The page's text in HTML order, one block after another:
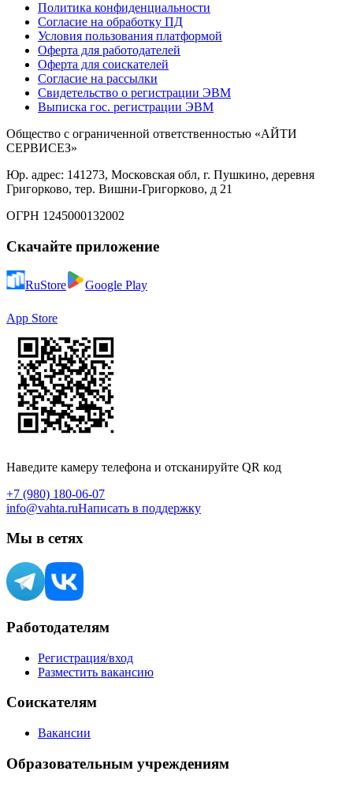
Политика конфиденциальности
Согласие на обработку ПД
Условия пользования платформой
Оферта для работодателей
Оферта для соискателей
Согласие на рассылки
Свидетельство о регистрации ЭВМ
Выписка гос. регистрации ЭВМ
Общество с ограниченной ответственностью «АЙТИ
СЕРВИСЕЗ»
Юр. адрес: 141273, Московская обл, г. Пушкино, деревня
Григорково, тер. Вишни-Григорково, д 21
ОГРН 1245000132002
Скачайте приложение
RuStore Google Play
App Store
Наведите камеру телефона и отсканируйте QR код
+7 (980) 180-06-07
info@vahta.ruНаписать в поддержку
Мы в сетях
Работодателям
Регистрация/вход
Разместить вакансию
Соискателям
Вакансии
Образовательным учреждениям